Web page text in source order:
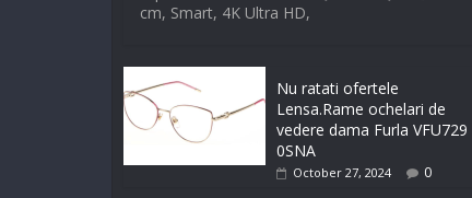
cm, Smart, 4K Ultra HD,
Nu ratati ofertele
Lensa.Rame ochelari de
vedere dama Furla VFU729
0SNA
October 27, 2024 0